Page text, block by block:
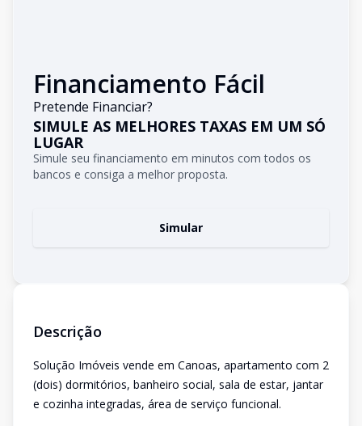
Financiamento Fácil
Pretende Financiar?
SIMULE AS MELHORES TAXAS EM UM SÓ
LUGAR
Simule seu financiamento em minutos com todos os
bancos e consiga a melhor proposta.
Simular
Descrição
Solução Imóveis vende em Canoas, apartamento com 2
(dois) dormitórios, banheiro social, sala de estar, jantar
e cozinha integradas, área de serviço funcional.